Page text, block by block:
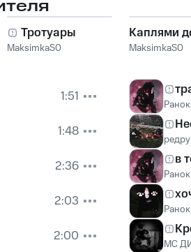
Тротуары
MaksimkaS0
Каплями
MaksimkaS0
1:51
1:48
2:36
2:03
2:00
в
МС